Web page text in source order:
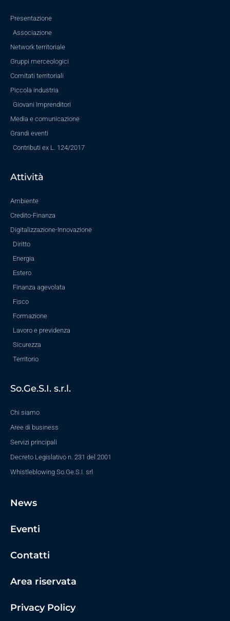
Presentazione
Associazione
Network territoriale
Gruppi merceologici
Comitati territoriali
Piccola industria
Giovani Imprenditori
Media e comunicazione
Grandi eventi
Contributi ex L. 124/2017
Attività
Ambiente
Credito-Finanza
Digitalizzazione-Innovazione
Diritto
Energia
Estero
Finanza agevolata
Fisco
Formazione
Lavoro e previdenza
Sicurezza
Territorio
So.Ge.S.I. s.r.l.
Chi siamo
Aree di business
Servizi principali
Decreto Legislativo n. 231 del 2001
Whistleblowing So.Ge.S.I. srl
News
Eventi
Contatti
Area riservata
Privacy Policy